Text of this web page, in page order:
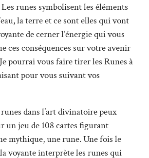
runes symbolisent les éléments
la terre et ce sont elles qui vont
de cerner l’énergie qui vous
ces conséquences sur votre avenir
pourrai vous faire tirer les Runes à
pour vous suivant vos
dans l’art divinatoire peux
un jeu de 108 cartes figurant
mythique, une rune. Une fois le
voyante interprète les runes qui